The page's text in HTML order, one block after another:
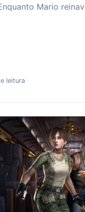
Mario
leitura